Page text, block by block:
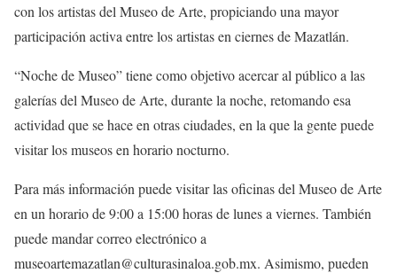
con los artistas del Museo de Arte, propiciando una mayor
participación activa entre los artistas en ciernes de Mazatlán.
“Noche de Museo” tiene como objetivo acercar al público a las
galerías del Museo de Arte, durante la noche, retomando esa
actividad que se hace en otras ciudades, en la que la gente puede
visitar los museos en horario nocturno.
Para más información puede visitar las oficinas del Museo de Arte
en un horario de 9:00 a 15:00 horas de lunes a viernes. También
puede mandar correo electrónico a
museoartemazatlan@culturasinaloa.gob.mx. Asimismo, pueden